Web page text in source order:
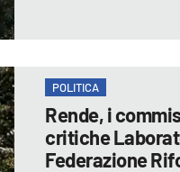
POLITICA
Rende, i
critiche
Federazione